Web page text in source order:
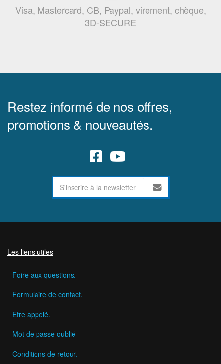
Visa, Mastercard, CB, Paypal, virement, chèque,
3D-SECURE
Restez informé de nos offres,
promotions & nouveautés.
Les liens utiles
Foire aux questions.
Formulaire de contact.
Etre appelé.
Mot de passe oublié
Conditions de retour.